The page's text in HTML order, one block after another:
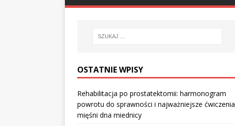
OSTATNIE WPISY
Rehabilitacja po prostatektomii: harmonogram
powrotu do sprawności i najważniejsze ćwiczenia
mięśni dna miednicy